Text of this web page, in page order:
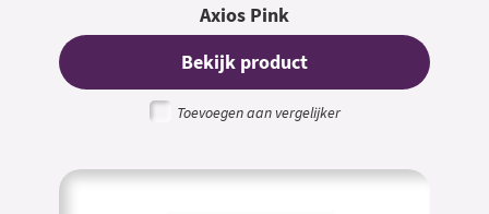
Axios Pink
Bekijk product
Toevoegen aan vergelijker